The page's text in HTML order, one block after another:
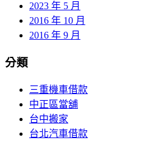
2023 年 5 月
2016 年 10 月
2016 年 9 月
分類
三重機車借款
中正區當舖
台中搬家
台北汽車借款